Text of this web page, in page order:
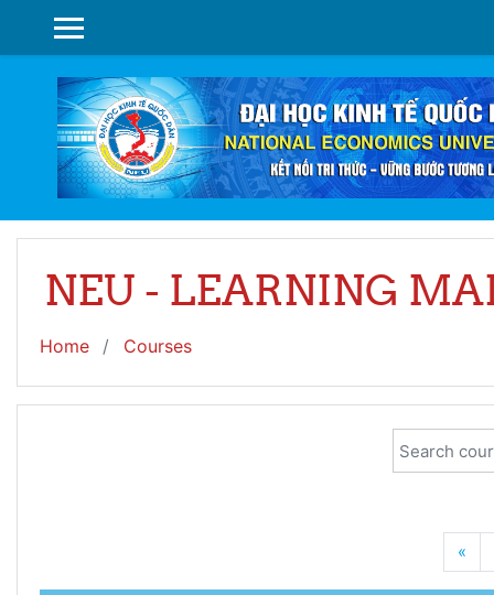
SIDE PANEL
NEU - LEARNING
Home Courses
Search
«